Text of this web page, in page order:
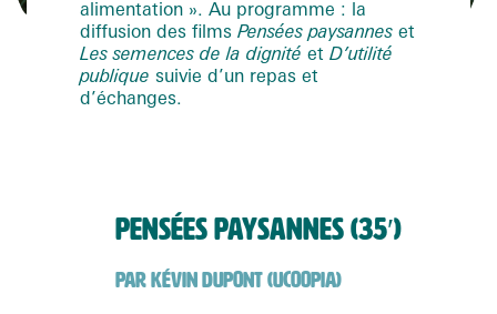
alimentation ». Au programme : la
diffusion des films Pensées paysannes et
Les semences de la dignité et D’utilité
publique suivie d’un repas et
d’échanges.
PENSÉES PAYSANNES (35′)
PAR KÉVIN DUPONT (UCOOPIA)